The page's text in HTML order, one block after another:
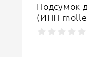
Подсумок
(ИПП